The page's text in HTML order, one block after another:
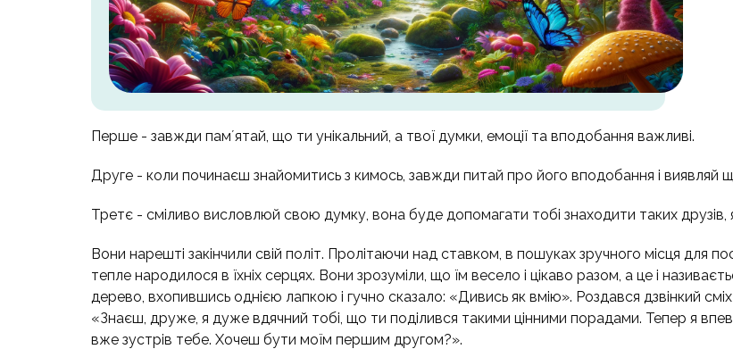
Перше - завжди памʼятай, що ти унікальний, а твої думки, емоції та вподобання важливі.
Друге - коли починаєш знайомитись з кимось, завжди питай про його вподобання і виявляй
Третє - сміливо висловлюй свою думку, вона буде допомагати тобі знаходити таких друзів,
Вони нарешті закінчили свій політ. Пролітаючи над ставком, в пошуках зручного місця для
тепле народилося в їхніх серцях. Вони зрозуміли, що їм весело і цікаво разом, а це і
дерево, вхопившись однією лапкою і гучно сказало: «Дивись як вмію». Роздався дзвінкий сміх
«Знаєш, друже, я дуже вдячний тобі, що ти поділився такими цінними порадами. Тепер я
вже зустрів тебе. Хочеш бути моїм першим другом?».